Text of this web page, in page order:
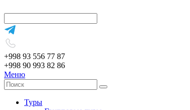
+998 93 556 77 87
+998 90 993 82 86
Меню
Туры